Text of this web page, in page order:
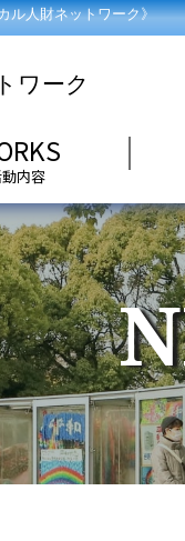
ル人財ネットワーク》